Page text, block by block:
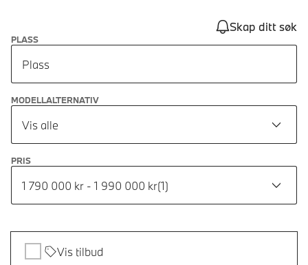
Skap ditt søk
PLASS
Plass
MODELLALTERNATIV
Vis alle
PRIS
1 790 000 kr - 1 990 000 kr(1)
Vis tilbud